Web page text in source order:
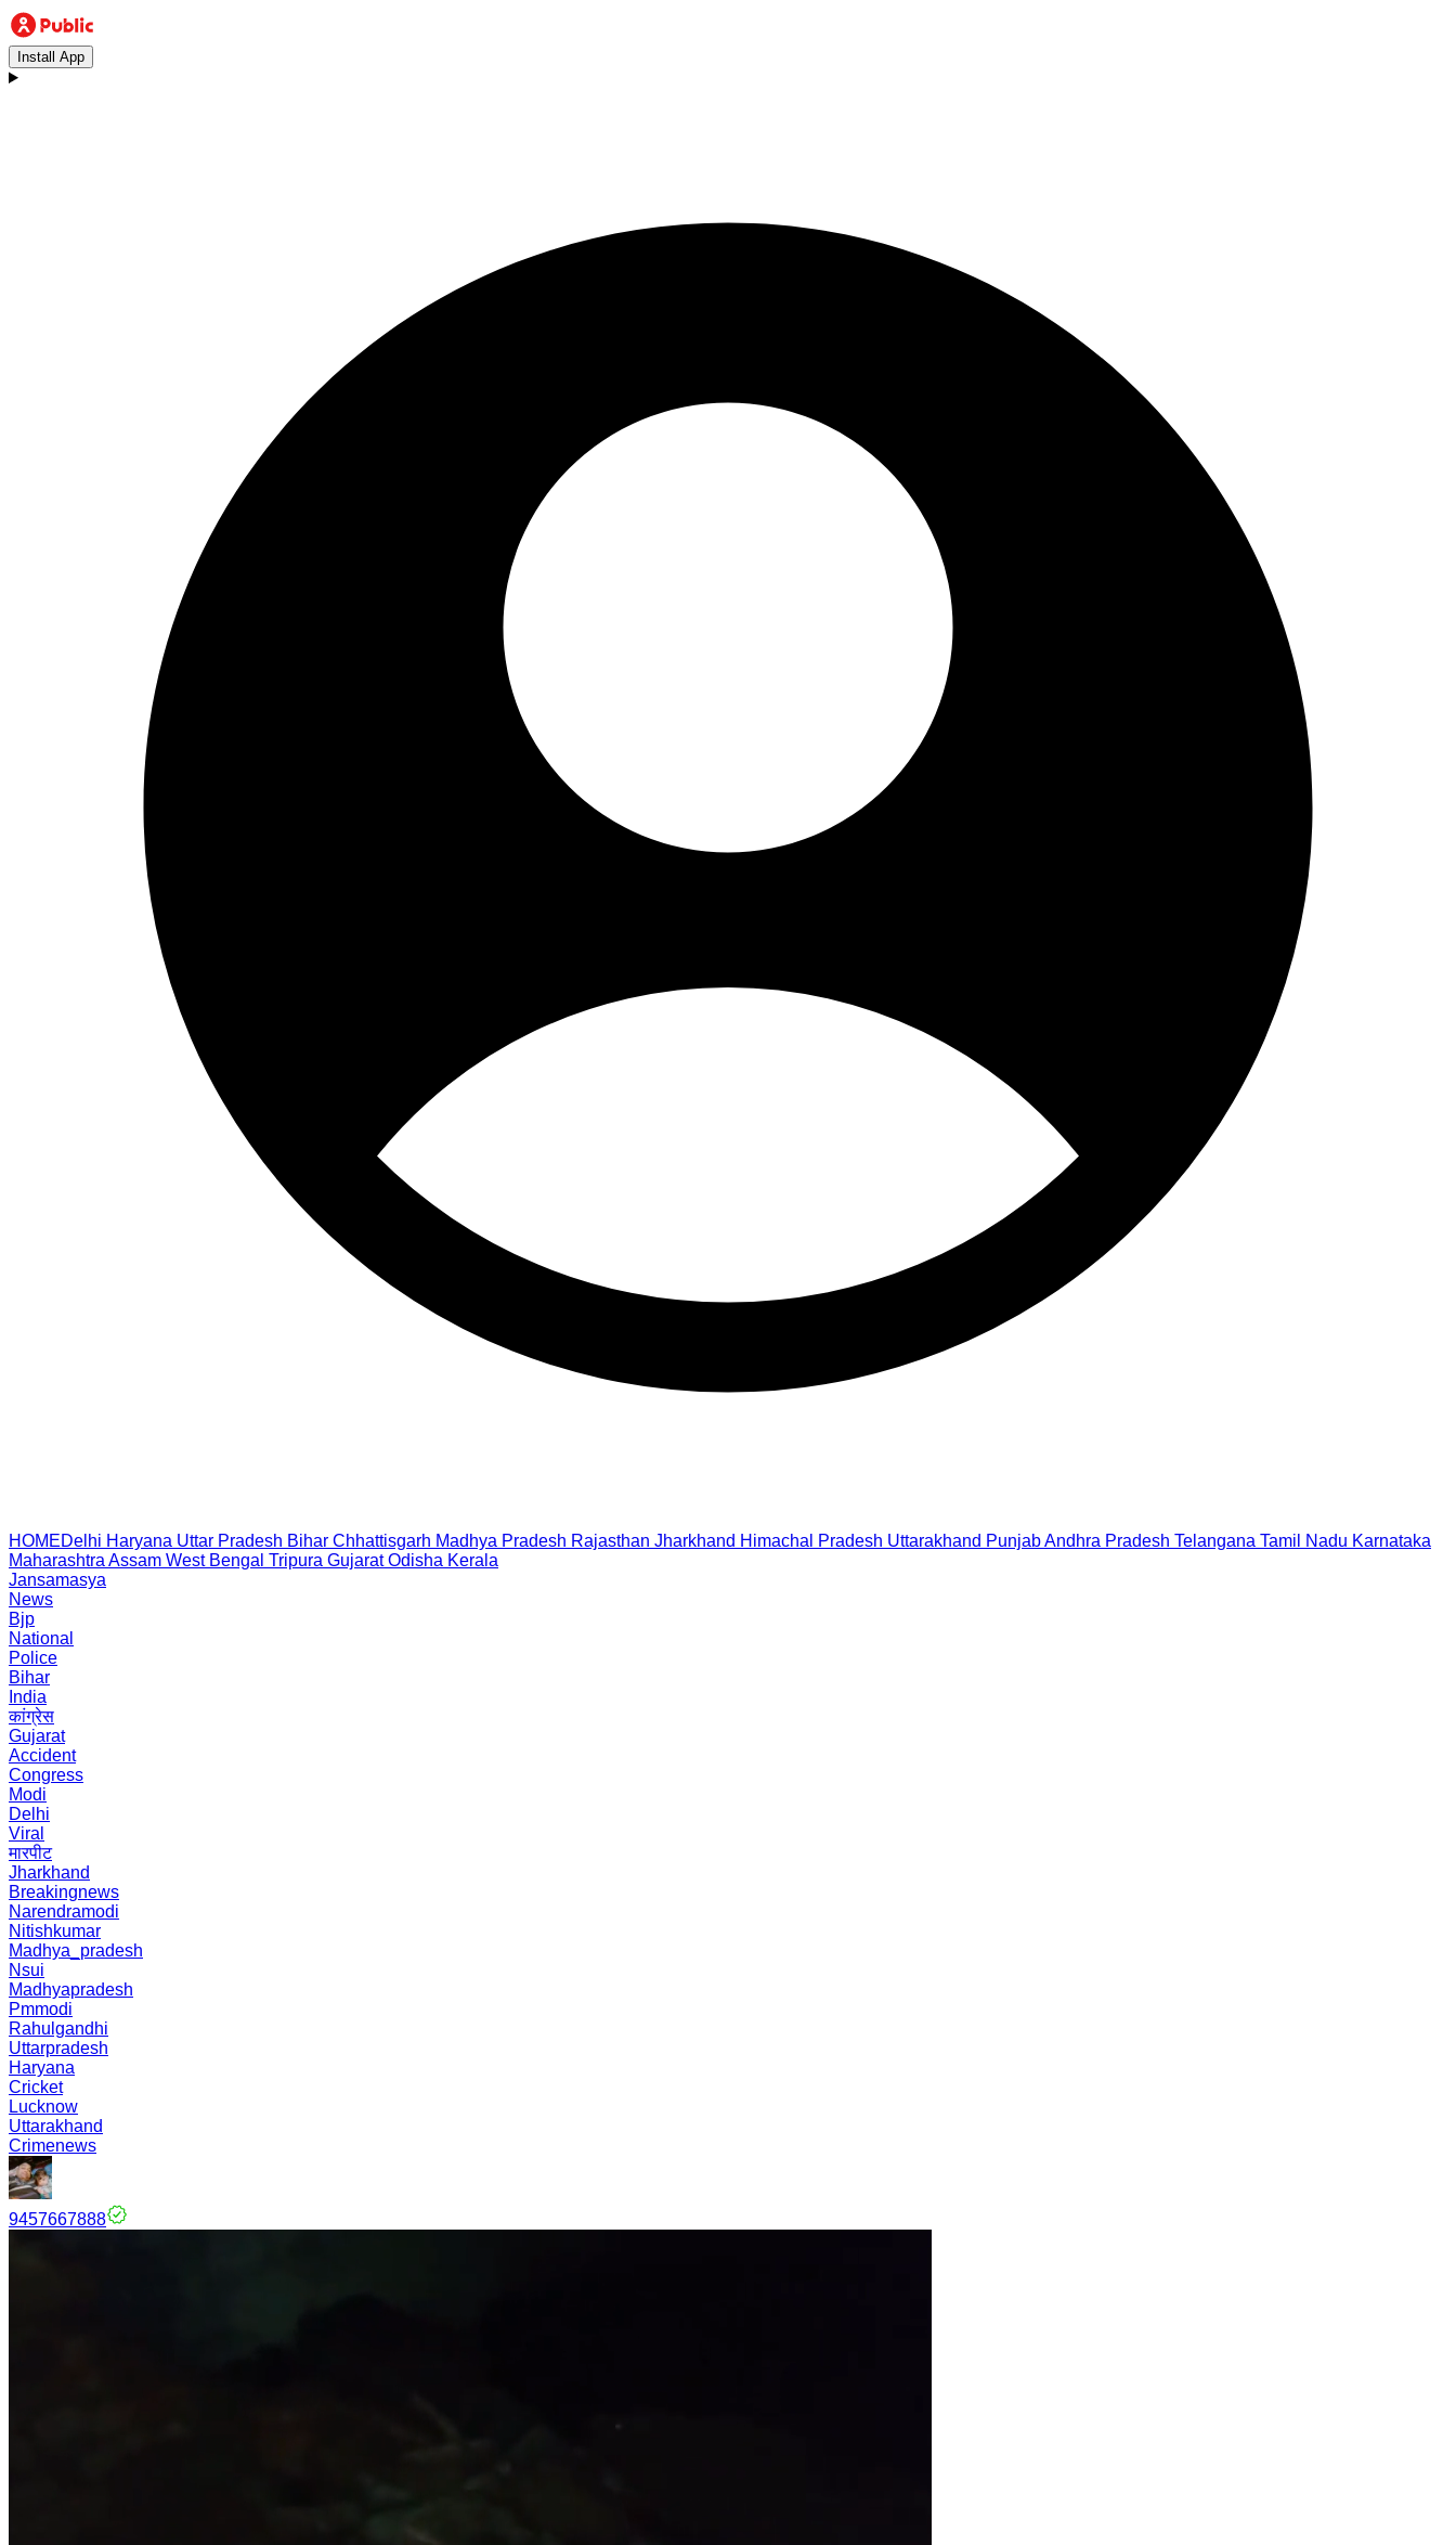
Install App
HOMEDelhi Haryana Uttar Pradesh Bihar Chhattisgarh Madhya Pradesh Rajasthan Jharkhand Himachal Pradesh Uttarakhand PunjabAndhra Pradesh Telangana Tamil Nadu Karnataka
Maharashtra Assam West Bengal Tripura Gujarat Odisha Kerala
Jansamasya
News
Bjp
National
Police
Bihar
India
कांग्रेस
Gujarat
Accident
Congress
Modi
Delhi
Viral
मारपीट
Jharkhand
Breakingnews
Narendramodi
Nitishkumar
Madhya_pradesh
Nsui
Madhyapradesh
Pmmodi
Rahulgandhi
Uttarpradesh
Haryana
Cricket
Lucknow
Uttarakhand
Crimenews
9457667888